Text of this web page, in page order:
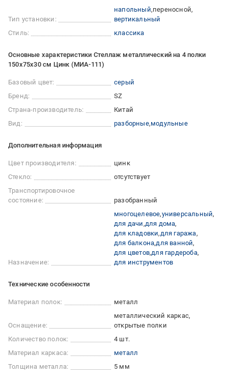
Тип установки:
напольный переносной
вертикальный
Стиль:
классика
Основные характеристики Стеллаж металлический на 4 полки
150х75х30 см Цинк (МИА-111)
Базовый цвет:
серый
Бренд:
SZ
Страна-производитель:
Китай
Вид:
разборные модульные
Дополнительная информация
Цвет производителя:
цинк
Стекло:
отсутствует
Транспортировочное
состояние:
разобранный
Назначение:
многоцелевое универсальный
для дачи для дома
для кладовки для гаража
для балкона для ванной
для цветов для гардероба
для инструментов
Технические особенности
Материал полок: металл
Оснащение:
металлический каркас
открытые полки
Количество полок:
4 шт.
Материал каркаса:
металл
Толщина металла:
5 мм